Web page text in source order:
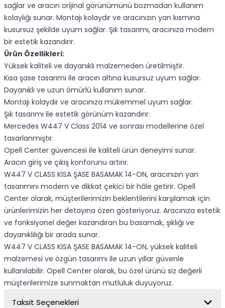
sağlar ve aracın orijinal görünümünü bozmadan kullanım
kolaylığı sunar. Montajı kolaydır ve aracınızın yan kısmına
kusursuz şekilde uyum sağlar. Şık tasarımı, aracınıza modern
bir estetik kazandırır.
Ürün Özellikleri:
Yüksek kaliteli ve dayanıklı malzemeden üretilmiştir.
Kısa şase tasarımı ile aracın altına kusursuz uyum sağlar.
Dayanıklı ve uzun ömürlü kullanım sunar.
Montajı kolaydır ve aracınıza mükemmel uyum sağlar.
Şık tasarımı ile estetik görünüm kazandırır.
Mercedes W447 V Class 2014 ve sonrası modellerine özel
tasarlanmıştır.
Opell Center güvencesi ile kaliteli ürün deneyimi sunar.
Aracın giriş ve çıkış konforunu artırır.
W447 V CLASS KISA ŞASE BASAMAK 14-ON, aracınızın yan
tasarımını modern ve dikkat çekici bir hâle getirir. Opell
Center olarak, müşterilerimizin beklentilerini karşılamak için
ürünlerimizin her detayına özen gösteriyoruz. Aracınıza estetik
ve fonksiyonel değer kazandıran bu basamak, şıklığı ve
dayanıklılığı bir arada sunar.
W447 V CLASS KISA ŞASE BASAMAK 14-ON, yüksek kaliteli
malzemesi ve özgün tasarımı ile uzun yıllar güvenle
kullanılabilir. Opell Center olarak, bu özel ürünü siz değerli
müşterilerimize sunmaktan mutluluk duyuyoruz.
Taksit Seçenekleri